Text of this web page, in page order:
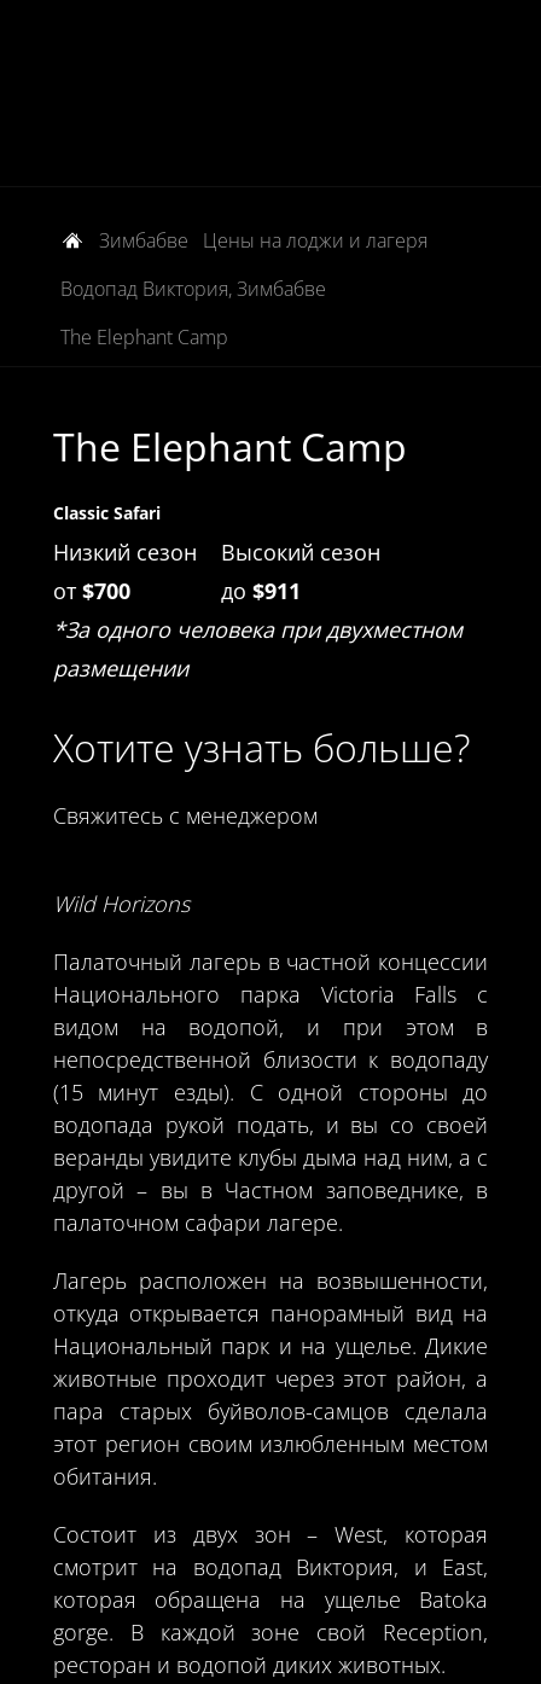
Зимбабве
Цены на лоджи и лагеря
Водопад Виктория, Зимбабве
The Elephant Camp
The Elephant Camp
Classic Safari
Низкий сезон
от$700
Высокий сезон
до $911
*За одного человека при двухместном
размещении
Хотите узнать больше?
Свяжитесь с менеджером
Wild Horizons
Палаточный лагерь в частной концессии
Национального парка Victoria Falls с
видом на водопой, и при этом в
непосредственной близости к водопаду
(15 минут езды). С одной стороны до
водопада рукой подать, и вы со своей
веранды увидите клубы дыма над ним, а с
другой – вы в Частном заповеднике, в
палаточном сафари лагере.
Лагерь расположен на возвышенности,
откуда открывается панорамный вид на
Национальный парк и на ущелье. Дикие
животные проходит через этот район, а
пара старых буйволов-самцов сделала
этот регион своим излюбленным местом
обитания.
Состоит из двух зон – West, которая
смотрит на водопад Виктория, и East,
которая обращена на ущелье Batoka
gorge. В каждой зоне свой Reception,
ресторан и водопой диких животных.